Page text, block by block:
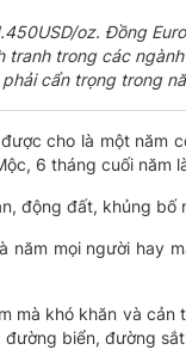
oz. Đồng
trong các
cẩn trọng trong
cho là một năm
6 tháng cuối năm
động đất, khủng bố
năm mọi người
mà khó khăn và
biển, đường